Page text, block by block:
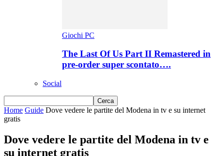
Giochi PC
The Last Of Us Part II Remastered in
pre-order super scontato….
Social
Home Guide Dove vedere le partite del Modena in tv e su internet
gratis
Dove vedere le partite del Modena in tv e
su internet gratis